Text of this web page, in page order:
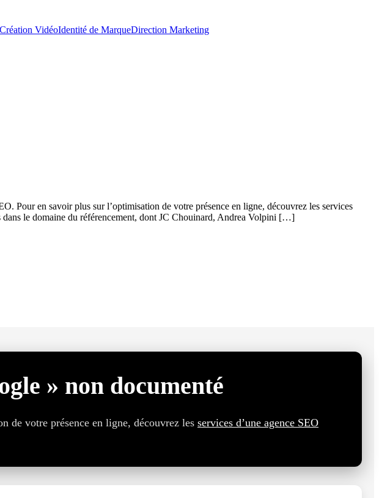
Création VidéoIdentité de MarqueDirection Marketing
Pour en savoir plus sur l’optimisation de votre présence en ligne, découvrez les services
dans le domaine du référencement, dont JC Chouinard, Andrea Volpini […]
» non documenté
de votre présence en ligne, découvrez les services d’une agence SEO